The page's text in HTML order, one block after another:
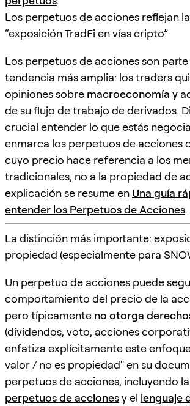
Los perpetuos de acciones reflejan
“exposición TradFi en vías cripto”
Los perpetuos de acciones son parte
tendencia más amplia: los traders
opiniones sobre macroeconomía y
de su flujo de trabajo de derivados.
crucial entender lo que estás
enmarca los perpetuos de acciones
cuyo precio hace referencia a los
tradicionales, no a la propiedad de
explicación se resume en Una guía
entender los Perpetuos de Acciones.
La distinción más importante:
propiedad (especialmente para
Un perpetuo de acciones puede
comportamiento del precio de la
pero típicamente no otorga
(dividendos, voto, acciones
enfatiza explícitamente este
valor / no es propiedad" en su
perpetuos de acciones, incluyendo la
perpetuos de accionesy el lenguaje